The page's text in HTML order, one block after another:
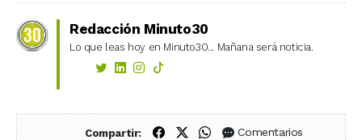
Redacción Minuto30
Lo que leas hoy en Minuto30... Mañana será noticia.
Compartir: Compartir en Facebook
Compartir en X (Twitter)
Compartir en WhatsApp
Comentarios